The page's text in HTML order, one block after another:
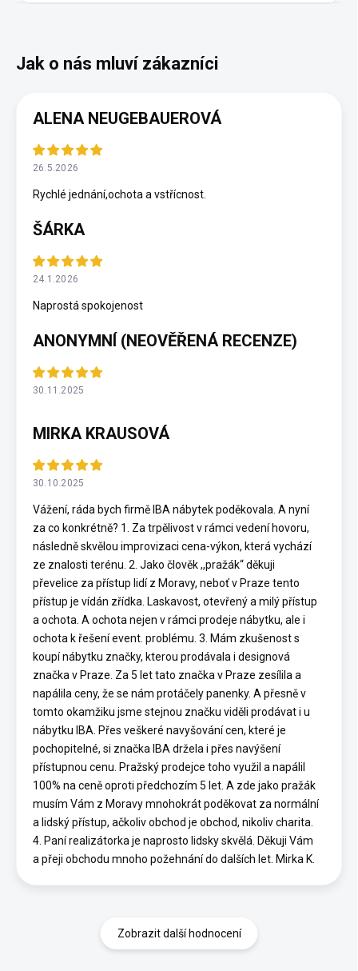
ALENA NEUGEBAUEROVÁ
26.5.2026
Rychlé jednání,ochota a vstřícnost.
ŠÁRKA
24.1.2026
Naprostá spokojenost
ANONYMNÍ (NEOVĚŘENÁ RECENZE)
30.11.2025
MIRKA KRAUSOVÁ
30.10.2025
Vážení, ráda bych firmě IBA nábytek poděkovala. A nyní
za co konkrétně? 1. Za trpělivost v rámci vedení hovoru,
následně skvělou improvizaci cena-výkon, která vychází
ze znalosti terénu. 2. Jako člověk ,,pražák“ děkuji
převelice za přístup lidí z Moravy, neboť v Praze tento
přístup je vídán zřídka. Laskavost, otevřený a milý přístup
a ochota. A ochota nejen v rámci prodeje nábytku, ale i
ochota k řešení event. problému. 3. Mám zkušenost s
koupí nábytku značky, kterou prodávala i designová
značka v Praze. Za 5 let tato značka v Praze zesílila a
napálila ceny, že se nám protáčely panenky. A přesně v
tomto okamžiku jsme stejnou značku viděli prodávat i u
nábytku IBA. Přes veškeré navyšování cen, které je
pochopitelné, si značka IBA držela i přes navýšení
přístupnou cenu. Pražský prodejce toho využil a napálil
100% na ceně oproti předchozím 5 let. A zde jako pražák
musím Vám z Moravy mnohokrát poděkovat za normální
a lidský přístup, ačkoliv obchod je obchod, nikoliv charita.
4. Paní realizátorka je naprosto lidsky skvělá. Děkuji Vám
a přeji obchodu mnoho požehnání do dalších let. Mirka K.
Zobrazit další hodnocení